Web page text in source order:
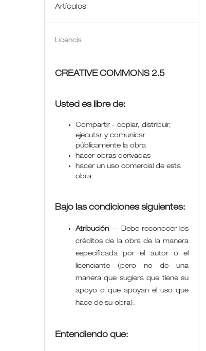
Artículos
Licencia
CREATIVE COMMONS 2.5
Usted es libre de:
Compartir - copiar, distribuir,
ejecutar y comunicar
públicamente la obra
hacer obras derivadas
hacer un uso comercial de esta
obra
Bajo las condiciones siguientes:
Atribución — Debe reconocer los
créditos de la obra de la manera
especificada por el autor o el
licenciante (pero no de una
manera que sugiera que tiene su
apoyo o que apoyan el uso que
hace de su obra).
Entendiendo que: